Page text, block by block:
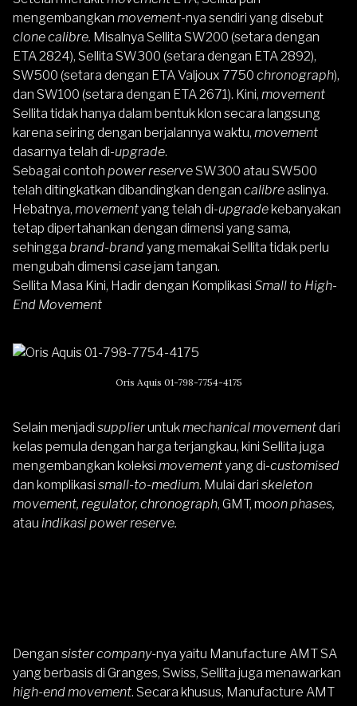
mengembangkan movement-nya sendiri yang disebut
clone calibre. Misalnya Sellita SW200 (setara dengan
ETA 2824), Sellita SW300 (setara dengan ETA 2892),
SW500 (setara dengan ETA Valjoux 7750 chronograph),
dan SW100 (setara dengan ETA 2671). Kini, movement
Sellita tidak hanya dalam bentuk klon secara langsung
karena seiring dengan berjalannya waktu, movement
dasarnya telah di-upgrade.
Sebagai contoh power reserve SW300 atau SW500
telah ditingkatkan dibandingkan dengan calibreaslinya.
Hebatnya, movementyang telah di-upgradekebanyakan
tetap dipertahankan dengan dimensi yang sama,
sehingga brand-brandyang memakai Sellita tidak perlu
mengubah dimensi casejam tangan.
Sellita Masa Kini, Hadir dengan Komplikasi Small to High-
End Movement
Oris Aquis 01-798-7754-4175
Selain menjadi supplieruntuk mechanical movementdari
kelas pemula dengan harga terjangkau, kini Sellita juga
mengembangkan koleksi movementyang di-customised
dan komplikasi small-to-medium. Mulai dari skeleton
movement, regulator, chronograph, GMT, moon phases,
atau indikasi power reserve.
Dengan sister company-nya yaitu Manufacture AMT SA
yang berbasis di Granges, Swiss, Sellita juga menawarkan
high-end movement. Secara khusus, Manufacture AMT